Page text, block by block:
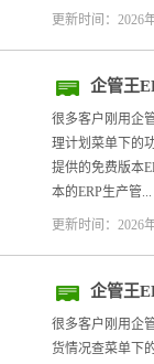
更新时间：2026
企管王
理计划
很多客户刚用企
理计划菜单下的
提供的免费版本
本的ERP生产管...
更新时间：2026
企管王
单交货
很多客户刚用企
货情况查菜单下